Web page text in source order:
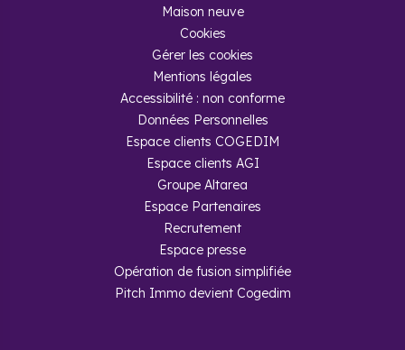
Maison neuve
Cookies
Gérer les cookies
Mentions légales
Accessibilité : non conforme
Données Personnelles
Espace clients COGEDIM
Espace clients AGI
Groupe Altarea
Espace Partenaires
Recrutement
Espace presse
Opération de fusion simplifiée
Pitch Immo devient Cogedim